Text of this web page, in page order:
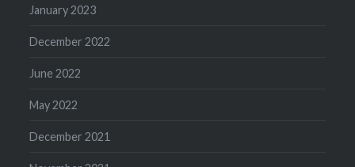
January 2023
December 2022
June 2022
May 2022
December 2021